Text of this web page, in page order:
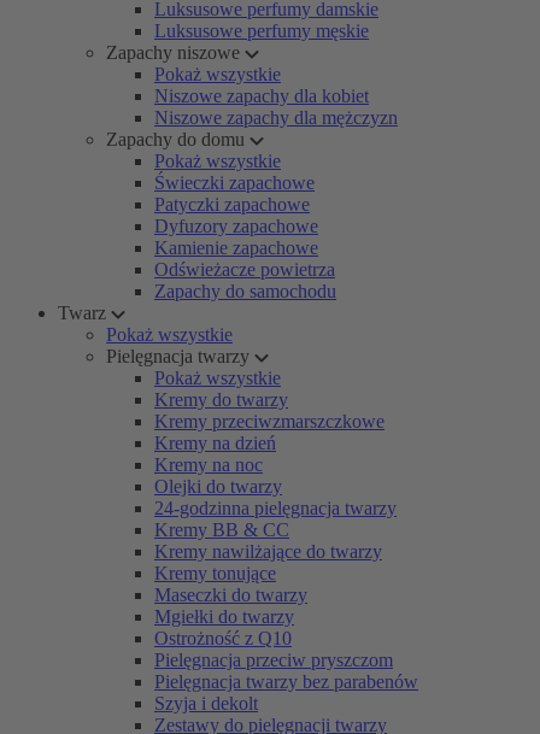
Luksusowe perfumy damskie
Luksusowe perfumy męskie
Zapachy niszowe
Pokaż wszystkie
Niszowe zapachy dla kobiet
Niszowe zapachy dla mężczyzn
Zapachy do domu
Pokaż wszystkie
Świeczki zapachowe
Patyczki zapachowe
Dyfuzory zapachowe
Kamienie zapachowe
Odświeżacze powietrza
Zapachy do samochodu
Twarz
Pokaż wszystkie
Pielęgnacja twarzy
Pokaż wszystkie
Kremy do twarzy
Kremy przeciwzmarszczkowe
Kremy na dzień
Kremy na noc
Olejki do twarzy
24-godzinna pielęgnacja twarzy
Kremy BB & CC
Kremy nawilżające do twarzy
Kremy tonujące
Maseczki do twarzy
Mgiełki do twarzy
Ostrożność z Q10
Pielęgnacja przeciw pryszczom
Pielęgnacja twarzy bez parabenów
Szyja i dekolt
Zestawy do pielęgnacji twarzy